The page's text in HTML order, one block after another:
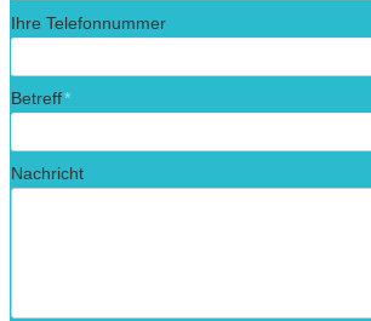
Ihre Telefonnummer
Betreff
Nachricht